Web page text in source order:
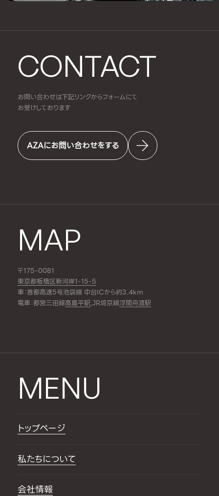
CONTACT
お問い合わせは下記リンクからフォームにて
お受けしております
AZAにお問い合わせをする
MAP
〒175-0081
東京都板橋区新河岸1-15-5
車：首都高速5号池袋線 中台ICから約3.4km
電車：都営三田線高島平駅,JR埼京線浮間舟渡駅
MENU
トップページ
私たちについて
会社情報